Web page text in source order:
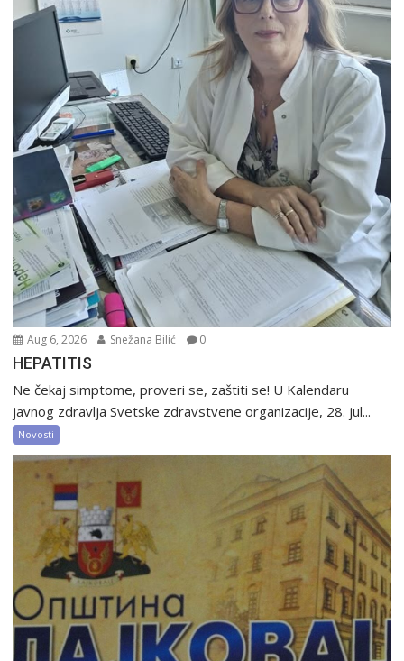
Aug 6, 2026 Snežana Bilić 0
HEPATITIS
Ne čekaj simptome, proveri se, zaštiti se! U Kalendaru
javnog zdravlja Svetske zdravstvene organizacije, 28. jul...
Novosti